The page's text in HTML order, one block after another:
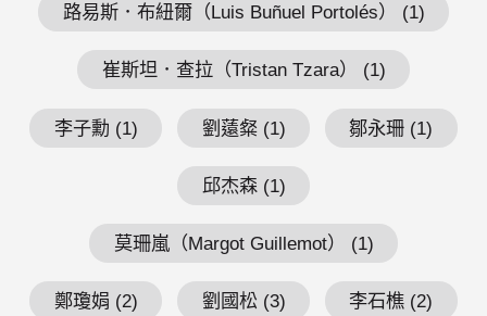
路易斯．布紐爾（Luis Buñuel Portolés） (1)
崔斯坦．查拉（Tristan Tzara） (1)
李子勳 (1) 劉薳粲 (1) 鄒永珊 (1)
邱杰森 (1)
莫珊嵐（Margot Guillemot） (1)
鄭瓊娟 (2) 劉國松 (3) 李石樵 (2)